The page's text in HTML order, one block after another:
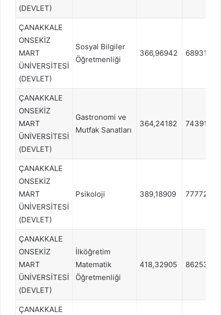
(DEVLET)
ÇANAKKALE
ONSEKİZ
MART
ÜNİVERSİTESİ
(DEVLET)
Sosyal Bilgiler
Öğretmenliği
366,96942 68931
ÇANAKKALE
ONSEKİZ
MART
ÜNİVERSİTESİ
(DEVLET)
Gastronomi ve
Mutfak Sanatları
364,24182 74391
ÇANAKKALE
ONSEKİZ
MART
ÜNİVERSİTESİ
(DEVLET)
Psikoloji 389,18909 77772
ÇANAKKALE
ONSEKİZ
MART
ÜNİVERSİTESİ
(DEVLET)
İlköğretim
Matematik
Öğretmenliği
418,32905 86253
ÇANAKKALE